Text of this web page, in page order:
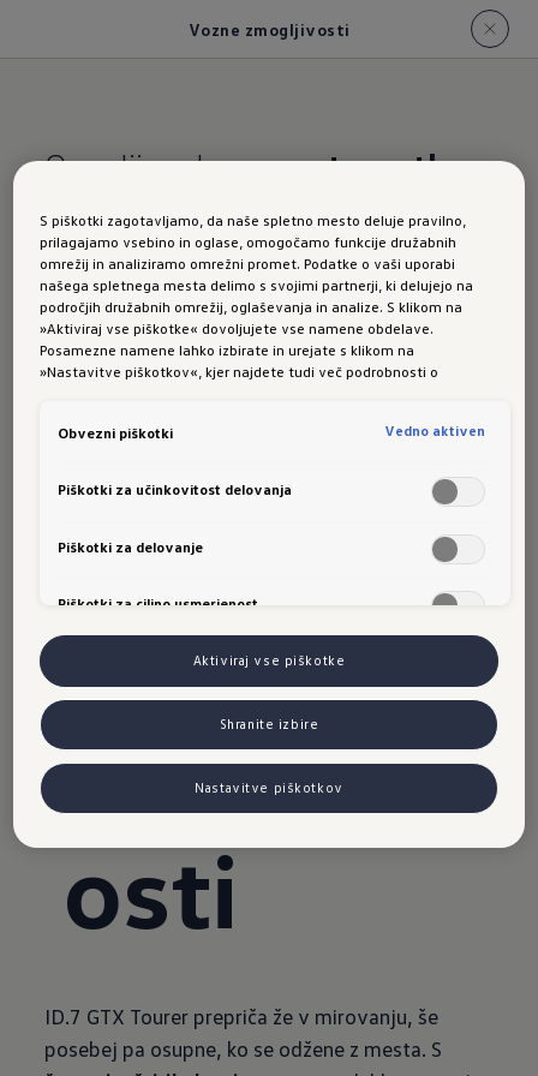
Vozne zmogljivosti
Osupljiv odprvega trenutka
ID.7
Tourer
GTX:
Vozne
zmogljiv
osti
ID.7 GTX Tourer prepriča že v mirovanju, še
posebej pa osupne, ko se odžene z mesta. S
S piškotki zagotavljamo, da naše spletno mesto deluje pravilno,
prilagajamo vsebino in oglase, omogočamo funkcije družabnih
omrežij in analiziramo omrežni promet. Podatke o vaši uporabi
našega spletnega mesta delimo s svojimi partnerji, ki delujejo na
področjih družabnih omrežij, oglaševanja in analize. S klikom na
»Aktiviraj vse piškotke« dovoljujete vse namene obdelave.
Posamezne namene lahko izbirate in urejate s klikom na
»Nastavitve piškotkov«, kjer najdete tudi več podrobnosti o
Obvezni piškotki
Vedno aktiven
Piškotki za učinkovitost delovanja
Piškotki za delovanje
Piškotki za ciljno usmerjenost
Aktiviraj vse piškotke
Shranite izbire
Nastavitve piškotkov